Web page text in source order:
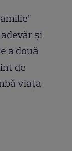
și
a două
de
viața